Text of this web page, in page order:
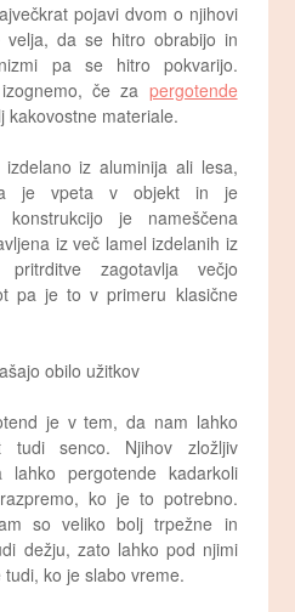
pojavi dvom o njihovi
velja, da se hitro obrabijo in
pa se hitro pokvarijo.
če za pergotende
kakovostne materiale.
iz aluminija ali lesa,
je vpeta v objekt in je
je nameščena
iz več lamel izdelanih iz
zagotavlja večjo
pa je to v primeru klasične
obilo užitkov
je v tem, da nam lahko
senco. Njihov zložljiv
lahko pergotende kadarkoli
ko je to potrebno.
so veliko bolj trpežne in
dežju, zato lahko pod njimi
ko je slabo vreme.